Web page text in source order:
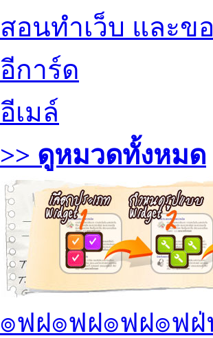
สอนทำเว็บ และข
อีการ์ด
อีเมล์
>> ดูหมวดทั้งหมด
๏ฟฝ๏ฟฝ๏ฟฝ๏ฟ